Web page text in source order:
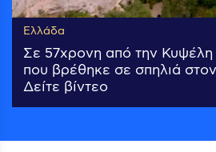
Ελλάδα
Σε 57χρονη από την Κυψέλη
που βρέθηκε σε σπηλιά
Δείτε βίντεο